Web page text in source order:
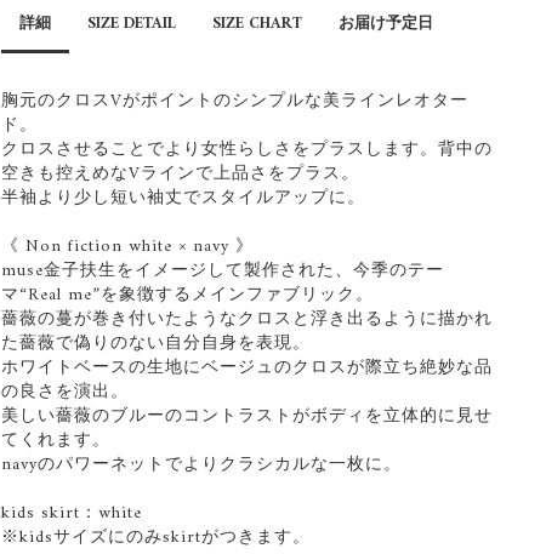
詳細 SIZE DETAIL SIZE CHART お届け予定日
胸元のクロスVがポイントのシンプルな美ラインレオター
ド。
クロスさせることでより女性らしさをプラスします。背中の
空きも控えめなVラインで上品さをプラス。
半袖より少し短い袖丈でスタイルアップに。
《 Non fiction white × navy 》
muse金子扶生をイメージして製作された、今季のテー
マ“Real me”を象徴するメインファブリック。
薔薇の蔓が巻き付いたようなクロスと浮き出るように描かれ
た薔薇で偽りのない自分自身を表現。
ホワイトベースの生地にベージュのクロスが際立ち絶妙な品
の良さを演出。
美しい薔薇のブルーのコントラストがボディを立体的に見せ
てくれます。
navyのパワーネットでよりクラシカルな一枚に。
kids skirt：white
※kidsサイズにのみskirtがつきます。